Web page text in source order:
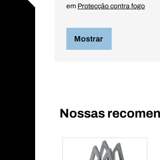
em Protecção contra fogo
Mostrar
Nossas